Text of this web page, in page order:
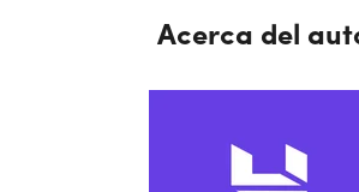
Acerca del